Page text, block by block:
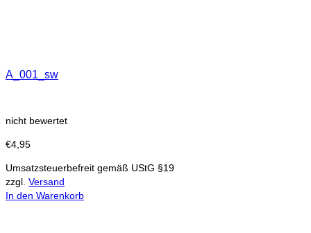
A_001_sw
nicht bewertet
€4,95
Umsatzsteuerbefreit gemäß UStG §19
zzgl. Versand
In den Warenkorb